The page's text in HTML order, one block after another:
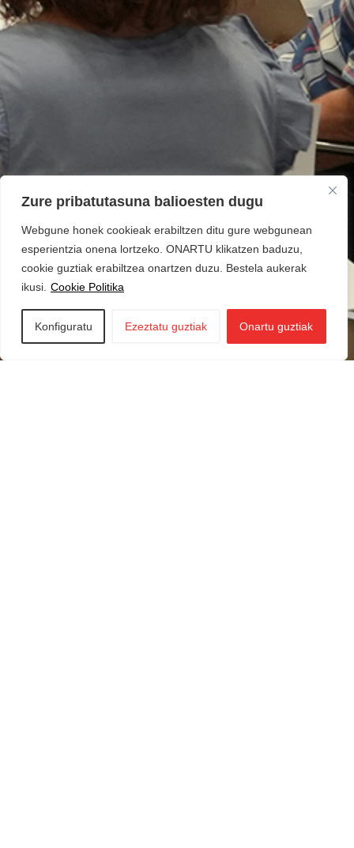
Zure pribatutasuna balioesten dugu
Webgune honek cookieak erabiltzen ditu gure webgunean
esperientzia onena lortzeko. ONARTU klikatzen baduzu,
cookie guztiak erabiltzea onartzen duzu. Bestela aukerak
ikusi. Cookie Politika
Konfiguratu Ezeztatu guztiak Onartu guztiak